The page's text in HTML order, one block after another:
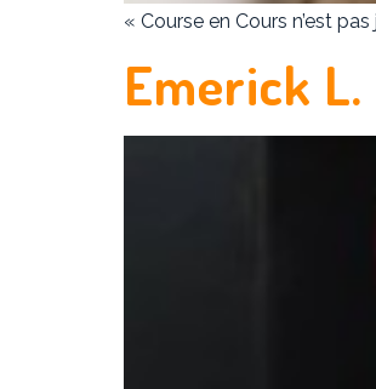
« Course en Cours n’est
Emerick L.